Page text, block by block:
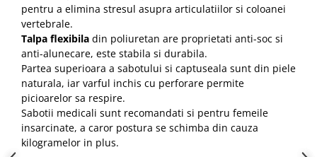
pentru a elimina stresul asupra articulatiilor si coloanei
vertebrale.
Talpa flexibila din poliuretan are proprietati anti-soc si
anti-alunecare, este stabila si durabila.
Partea superioara a sabotului si captuseala sunt din piele
naturala, iar varful inchis cu perforare permite
picioarelor sa respire.
Sabotii medicali sunt recomandati si pentru femeile
insarcinate, a caror postura se schimba din cauza
kilogramelor in plus.